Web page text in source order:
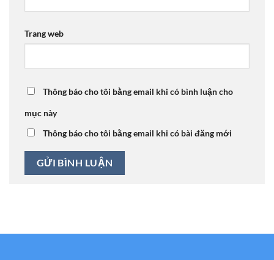
Trang web
Thông báo cho tôi bằng email khi có bình luận cho
mục này
Thông báo cho tôi bằng email khi có bài đăng mới